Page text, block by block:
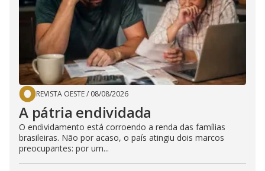
REVISTA OESTE/ 08/08/2026
A pátria endividada
O endividamento está corroendo a renda das famílias
brasileiras. Não por acaso, o país atingiu dois marcos
preocupantes: por um...